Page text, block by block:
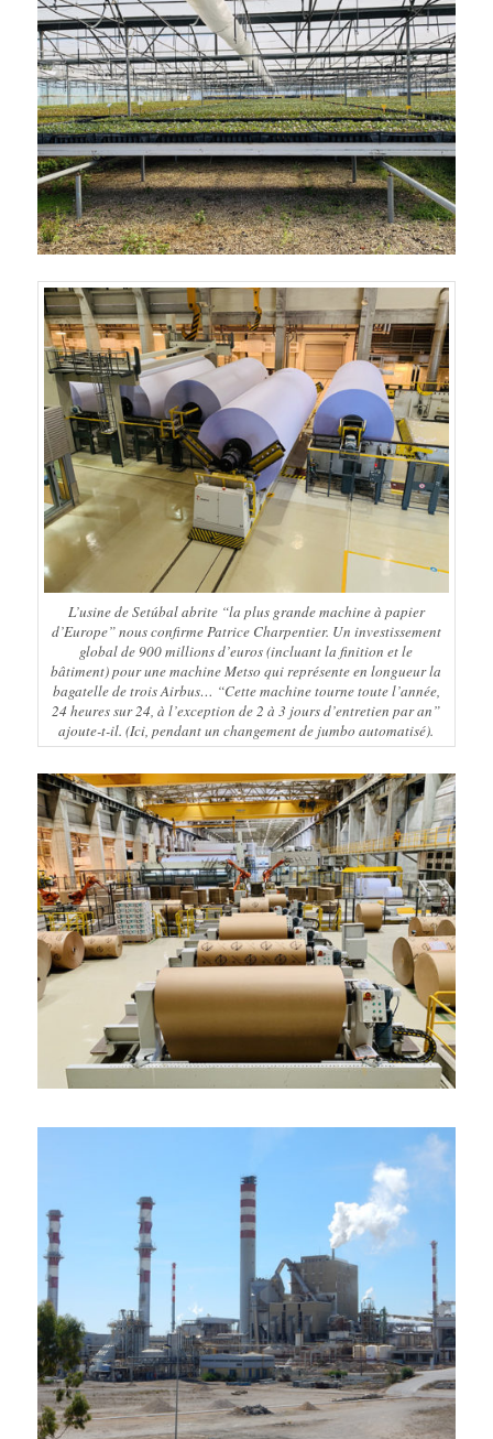
L’usine de Setúbal abrite “la plus grande machine à papier
d’Europe”nous confirme Patrice Charpentier. Un investissement
global de 900 millions d’euros (incluant la finition et le
bâtiment) pour une machine Metso qui représente en longueur la
bagatelle de trois Airbus… “Cette machine tourne toute l’année,
24 heures sur 24, à l’exception de 2 à 3 jours d’entretien par an”
ajoute-t-il. (Ici, pendant un changement de jumbo automatisé).